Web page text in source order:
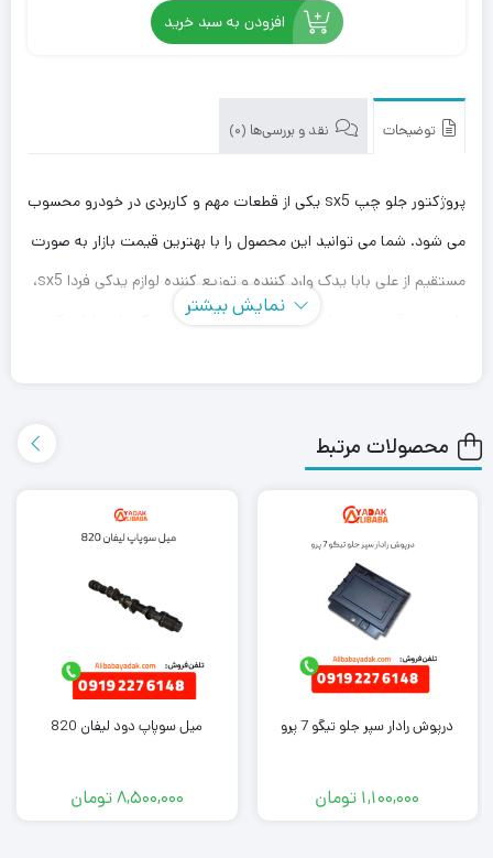
افزودن به سبد خرید
توضیحات نقد و بررسی‌ها (0)
پروژکتور جلو چپ sx5 یکی از قطعات مهم و کاربردی در خودرو محسوب
می شود. شما می توانید این محصول را با بهترین قیمت بازار به صورت
مستقیم از علی بابا یدک وارد کننده و توزیع کننده لوازم یدکی فردا sx5،
با بهترین قیمت خریداری کنید. توجه داشته باشید که علی بابا یدک
همچنین می توانید علاوه بر خرید پروژکتور جلو چپ sx5 سایر
نمایش بیشتر
محصولات مرتبط
درپوش رادار سپر جلو تیگو 7 پرو
1,100,000 تومان
میل سوپاپ دود لیفان 820
8,500,000تومان